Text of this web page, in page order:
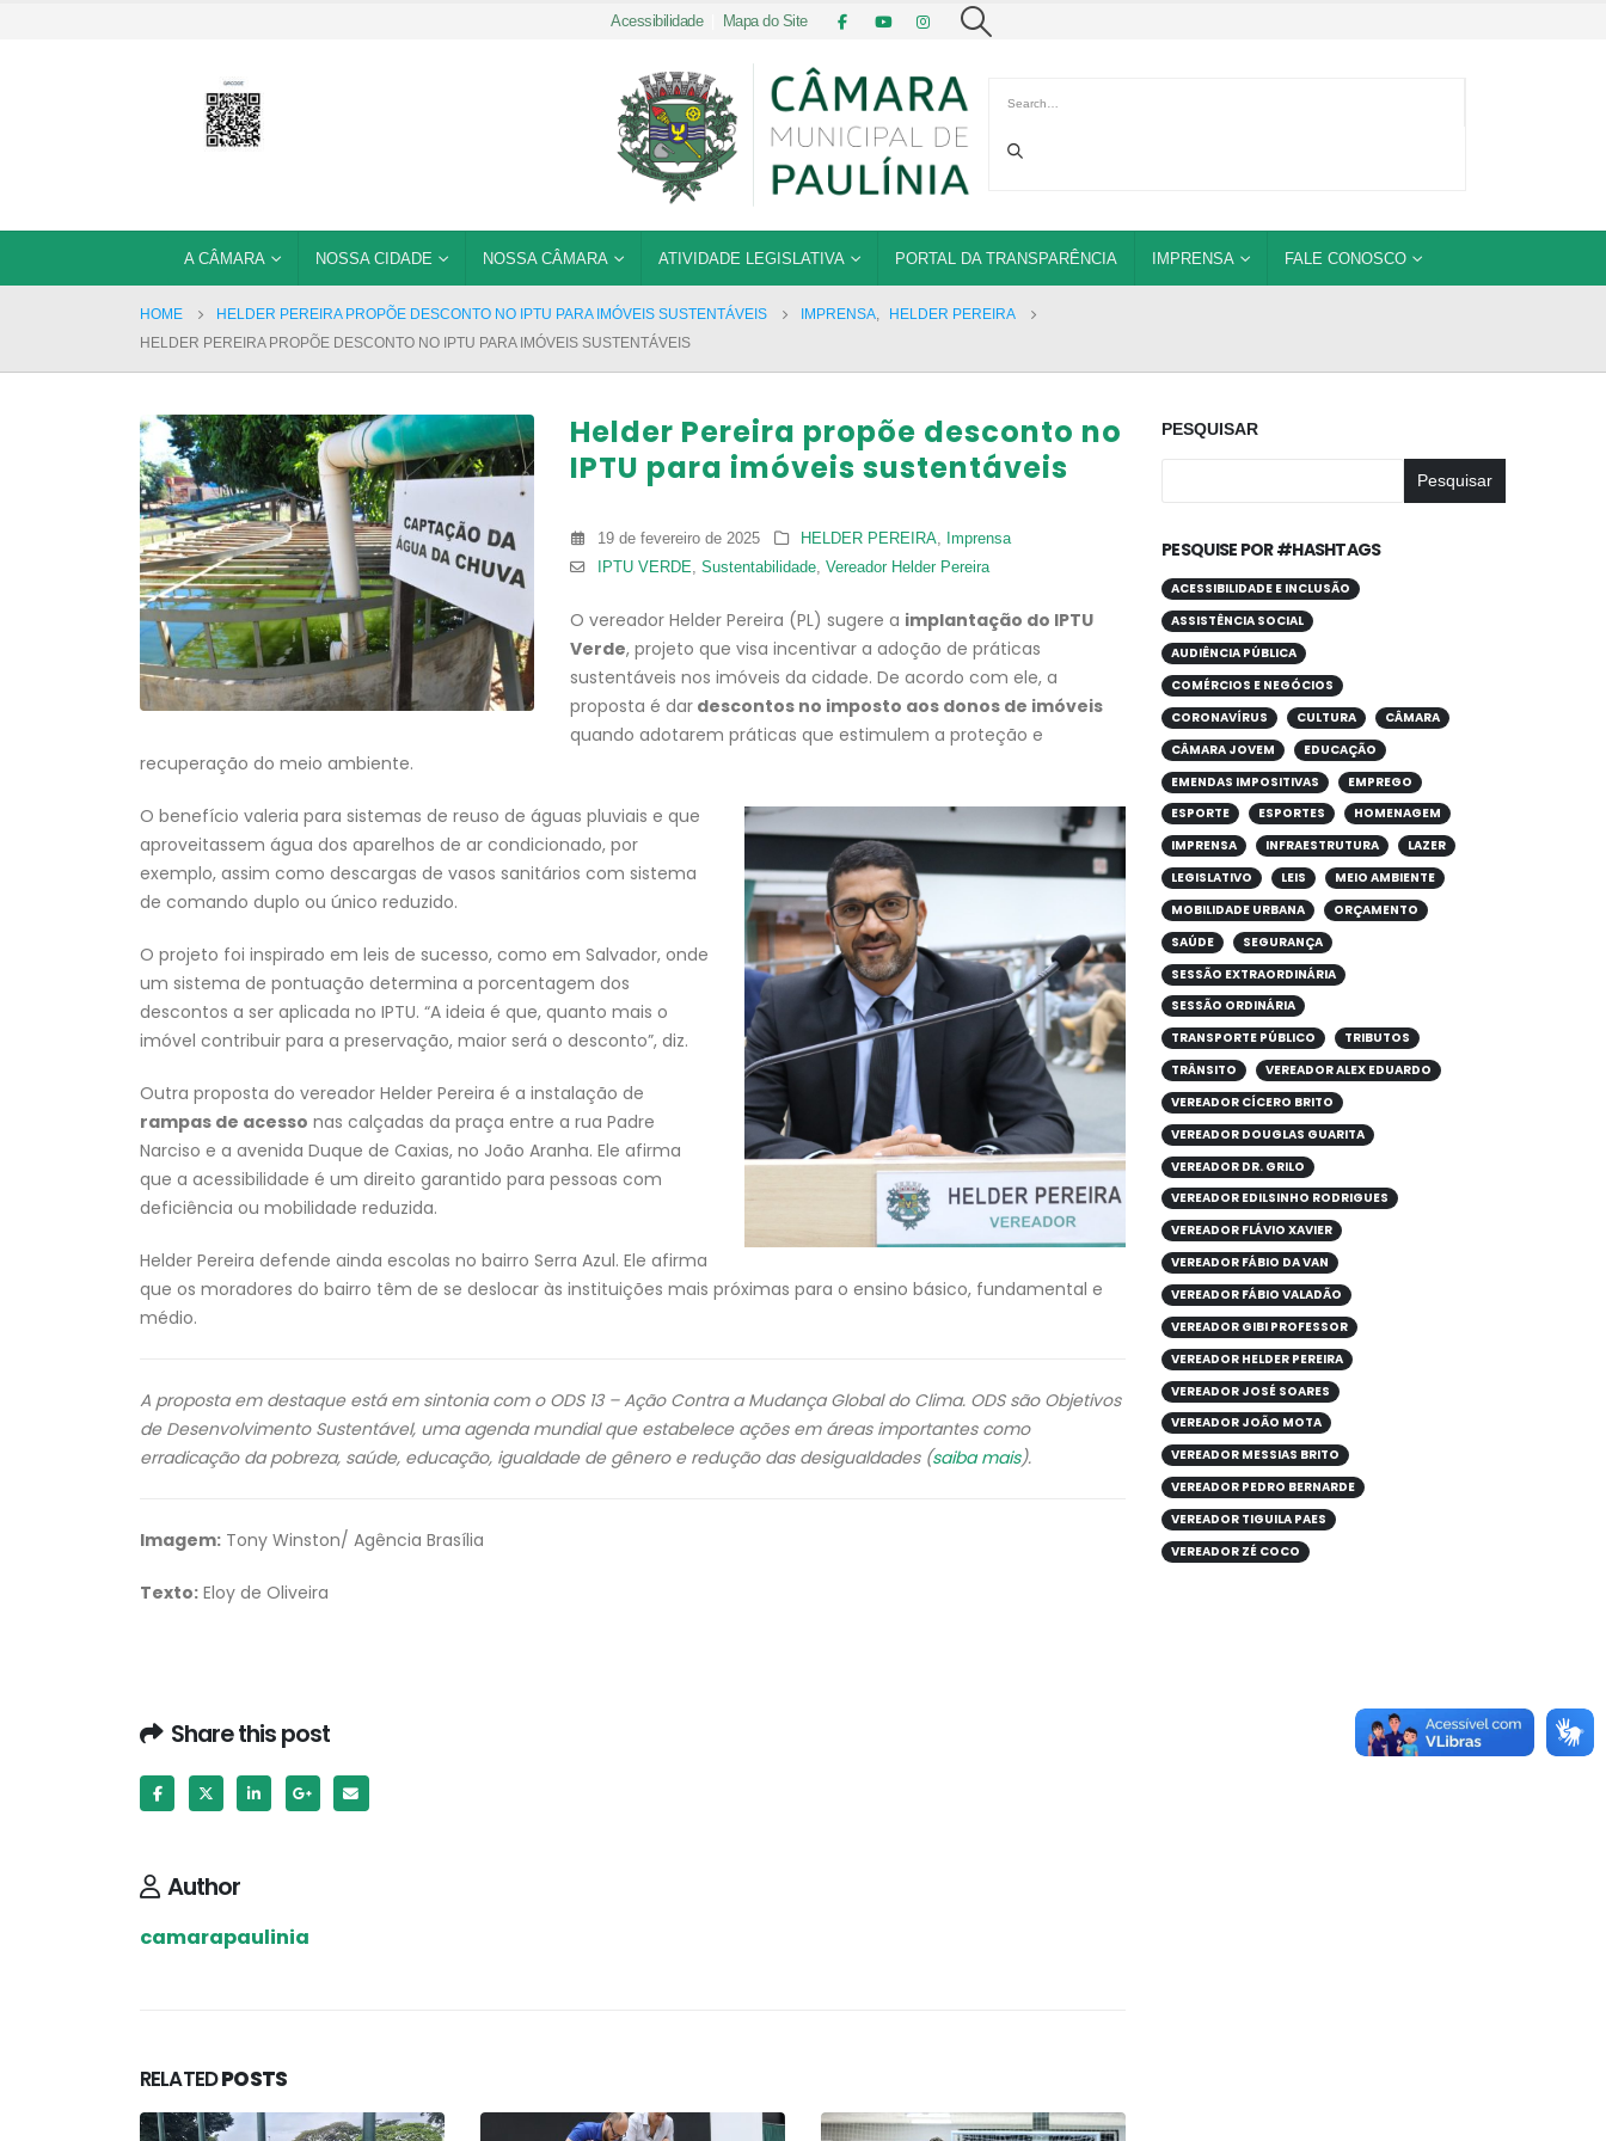
Acessibilidade| Mapa do Site
A CÂMARA NOSSA CIDADE NOSSA CÂMARA ATIVIDADE LEGISLATIVA PORTAL DA TRANSPARÊNCIA IMPRENSA FALE CONOSCO
HOME HELDER PEREIRA PROPÕE DESCONTO NO IPTU PARA IMÓVEIS SUSTENTÁVEIS IMPRENSA,
HELDER PEREIRA
HELDER PEREIRA PROPÕE DESCONTO NO IPTU PARA IMÓVEIS SUSTENTÁVEIS
Helder Pereira propõe desconto no
IPTU para imóveis sustentáveis
19 de fevereiro de 2025 HELDER PEREIRA,
Imprensa
IPTU VERDE, Sustentabilidade, Vereador Helder Pereira
O vereador Helder Pereira (PL) sugere a implantação do IPTU
Verde, projeto que visa incentivar a adoção de práticas
sustentáveis nos imóveis da cidade. De acordo com ele, a
proposta é dar descontos no imposto aos donos de imóveis
quando adotarem práticas que estimulem a proteção e
recuperação do meio ambiente.
O benefício valeria para sistemas de reuso de águas pluviais e que
aproveitassem água dos aparelhos de ar condicionado, por
exemplo, assim como descargas de vasos sanitários com sistema
de comando duplo ou único reduzido.
O projeto foi inspirado em leis de sucesso, como em Salvador, onde
um sistema de pontuação determina a porcentagem dos
descontos a ser aplicada no IPTU. “A ideia é que, quanto mais o
imóvel contribuir para a preservação, maior será o desconto”, diz.
Outra proposta do vereador Helder Pereira é a instalação de
rampas de acesso nas calçadas da praça entre a rua Padre
Narciso e a avenida Duque de Caxias, no João Aranha. Ele afirma
que a acessibilidade é um direito garantido para pessoas com
deficiência ou mobilidade reduzida.
Helder Pereira defende ainda escolas no bairro Serra Azul. Ele afirma
que os moradores do bairro têm de se deslocar às instituições mais próximas para o ensino básico, fundamental e
médio.
A proposta em destaque está em sintonia com o ODS 13 – Ação Contra a Mudança Global do Clima. ODS são Objetivos
de Desenvolvimento Sustentável, uma agenda mundial que estabelece ações em áreas importantes como
erradicação da pobreza, saúde, educação, igualdade de gênero e redução das desigualdades (saiba mais).
Imagem: Tony Winston/ Agência Brasília
Texto: Eloy de Oliveira
Share this post
Author
camarapaulinia
RELATEDPOSTS
PESQUISAR
Pesquisar
PESQUISE POR #HASHTAGS
ACESSIBILIDADE E INCLUSÃO
ASSISTÊNCIA SOCIAL
AUDIÊNCIA PÚBLICA
COMÉRCIOS E NEGÓCIOS
CORONAVÍRUS
CULTURA
CÂMARA
CÂMARA JOVEM
EDUCAÇÃO
EMENDAS IMPOSITIVAS
EMPREGO
ESPORTE
ESPORTES
HOMENAGEM
IMPRENSA
INFRAESTRUTURA
LAZER
LEGISLATIVO
LEIS
MEIO AMBIENTE
MOBILIDADE URBANA
ORÇAMENTO
SAÚDE
SEGURANÇA
SESSÃO EXTRAORDINÁRIA
SESSÃO ORDINÁRIA
TRANSPORTE PÚBLICO
TRIBUTOS
TRÂNSITO
VEREADOR ALEX EDUARDO
VEREADOR CÍCERO BRITO
VEREADOR DOUGLAS GUARITA
VEREADOR DR. GRILO
VEREADOR EDILSINHO RODRIGUES
VEREADOR FLÁVIO XAVIER
VEREADOR FÁBIO DA VAN
VEREADOR FÁBIO VALADÃO
VEREADOR GIBI PROFESSOR
VEREADOR HELDER PEREIRA
VEREADOR JOSÉ SOARES
VEREADOR JOÃO MOTA
VEREADOR MESSIAS BRITO
VEREADOR PEDRO BERNARDE
VEREADOR TIGUILA PAES
VEREADOR ZÉ COCO